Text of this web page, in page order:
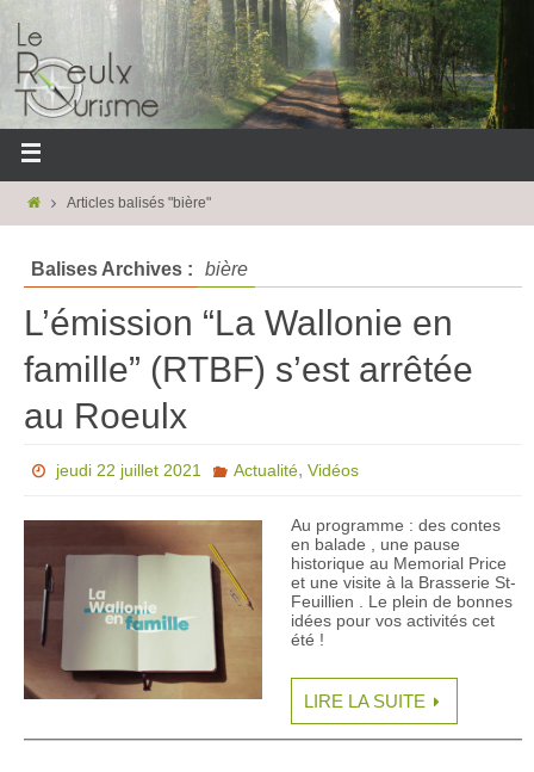
Articles balisés "bière"
Balises Archives : bière
L’émission “La Wallonie en
famille” (RTBF) s’est arrêtée
au Roeulx
jeudi 22 juillet 2021 Actualité, Vidéos
Au programme : des contes
en balade , une pause
historique au Memorial Price
et une visite à la Brasserie St-
Feuillien . Le plein de bonnes
idées pour vos activités cet
été !
LIRE LA SUITE